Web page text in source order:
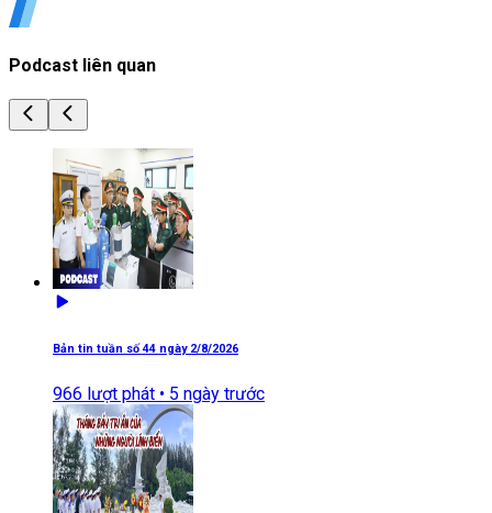
Podcast liên quan
Bản tin tuần số 44 ngày 2/8/2026
966 lượt phát • 5 ngày trước